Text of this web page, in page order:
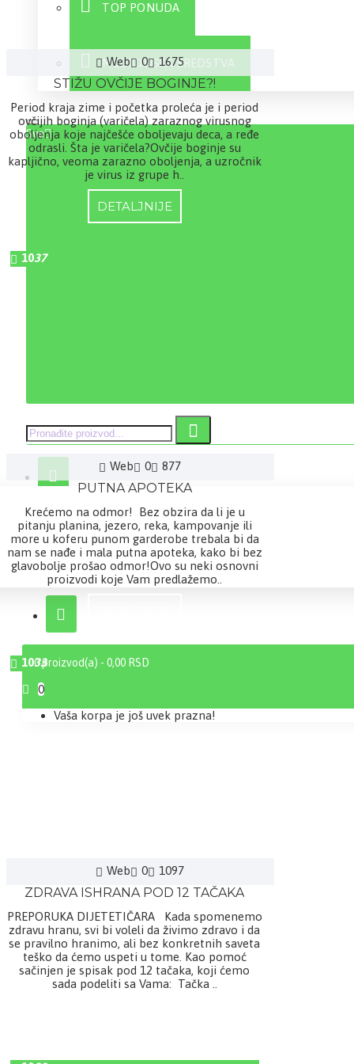
TOP PONUDA
MEDICINSKA SREDSTVA
Sve
0 proizvod(a) - 0,00 RSD
0
Vaša korpa je još uvek prazna!
Web 0 1675
STIŽU OVČIJE BOGINJE?!
Period kraja zime i početka proleća je i period
ovčijih boginja (varičela) zaraznog virusnog
oboljenja koje najčešće oboljevaju deca, a ređe
odrasli. Šta je varičela?Ovčije boginje su
kapljično, veoma zarazno oboljenja, a uzročnik
je virus iz grupe h..
DETALJNIJE
1037
Web 0 877
PUTNA APOTEKA
Krećemo na odmor! Bez obzira da li je u
pitanju planina, jezero, reka, kampovanje ili
more u koferu punom garderobe trebala bi da
nam se nađe i mala putna apoteka, kako bi bez
glavobolje prošao odmor!Ovo su neki osnovni
proizvodi koje Vam predlažemo..
1033
Web 0 1097
ZDRAVA ISHRANA POD 12 TAČAKA
PREPORUKA DIJETETIČARA Kada spomenemo
zdravu hranu, svi bi voleli da živimo zdravo i da
se pravilno hranimo, ali bez konkretnih saveta
teško da ćemo uspeti u tome. Kao pomoć
sačinjen je spisak pod 12 tačaka, koji ćemo
sada podeliti sa Vama: Tačka ..